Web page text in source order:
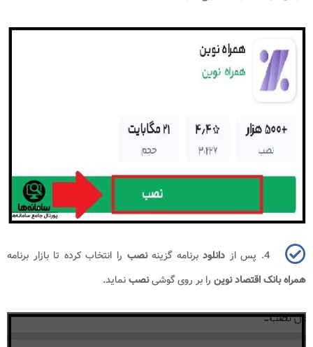
4. پس از دانلودبرنامه گزینهنصب را انتخاب کرده تا بازار برنامه
همراه بانک اقتصاد نوین را بر روی گوشینصبنماید.